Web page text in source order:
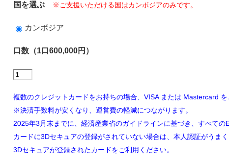
国を選ぶ ※ご支援いただける国はカンボジアのみです。
カンボジア
口数（1口600,000円）
複数のクレジットカードをお持ちの場合、VISA または Mastercard を
※決済手数料が安くなり、運営費の軽減につながります。
2025年3月末までに、経済産業省のガイドラインに基づき、すべて
カードに3Dセキュアの登録がされていない場合は、本人認証がうま
3Dセキュアが登録されたカードをご利用ください。